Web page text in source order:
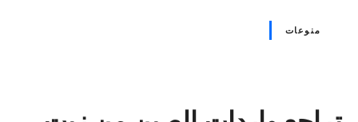
منوعات